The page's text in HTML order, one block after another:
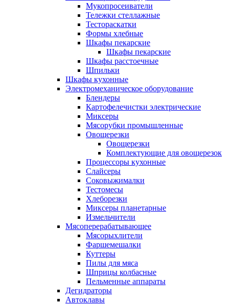
Мукопросеиватели
Тележки стеллажные
Тестораскатки
Формы хлебные
Шкафы пекарские
Шкафы пекарские
Шкафы расстоечные
Шпильки
Шкафы кухонные
Электромеханическое оборудование
Блендеры
Картофелечистки электрические
Миксеры
Мясорубки промышленные
Овощерезки
Овощерезки
Комплектующие для овощерезок
Процессоры кухонные
Слайсеры
Соковыжималки
Тестомесы
Хлеборезки
Миксеры планетарные
Измельчители
Мясоперерабатывающее
Мясорыхлители
Фаршемешалки
Куттеры
Пилы для мяса
Шприцы колбасные
Пельменные аппараты
Дегидраторы
Автоклавы